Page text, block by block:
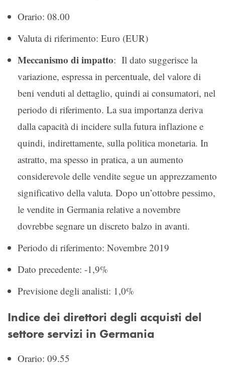
Orario: 08.00
Valuta di riferimento: Euro (EUR)
Meccanismo di impatto: Il dato suggerisce la
variazione, espressa in percentuale, del valore di
beni venduti al dettaglio, quindi ai consumatori, nel
periodo di riferimento. La sua importanza deriva
dalla capacità di incidere sulla futura inflazione e
quindi, indirettamente, sulla politica monetaria. In
astratto, ma spesso in pratica, a un aumento
considerevole delle vendite segue un apprezzamento
significativo della valuta. Dopo un’ottobre pessimo,
le vendite in Germania relative a novembre
dovrebbe segnare un discreto balzo in avanti.
Periodo di riferimento: Novembre 2019
Dato precedente: -1,9%
Previsione degli analisti: 1,0%
Indice dei direttori degli acquisti del
settore servizi in Germania
Orario: 09.55